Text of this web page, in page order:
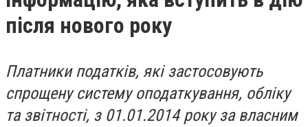
після нового року
Платники податків, які застосовують
спрощену систему оподаткування, обліку
та звітності, з 01.01.2014 року за власним